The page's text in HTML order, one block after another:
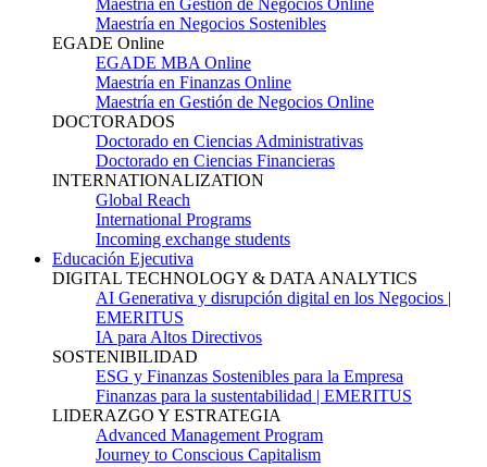
Maestría en Gestión de Negocios Online
Maestría en Negocios Sostenibles
EGADE Online
EGADE MBA Online
Maestría en Finanzas Online
Maestría en Gestión de Negocios Online
DOCTORADOS
Doctorado en Ciencias Administrativas
Doctorado en Ciencias Financieras
INTERNATIONALIZATION
Global Reach
International Programs
Incoming exchange students
Educación Ejecutiva
DIGITAL TECHNOLOGY & DATA ANALYTICS
AI Generativa y disrupción digital en los Negocios |
EMERITUS
IA para Altos Directivos
SOSTENIBILIDAD
ESG y Finanzas Sostenibles para la Empresa
Finanzas para la sustentabilidad | EMERITUS
LIDERAZGO Y ESTRATEGIA
Advanced Management Program
Journey to Conscious Capitalism